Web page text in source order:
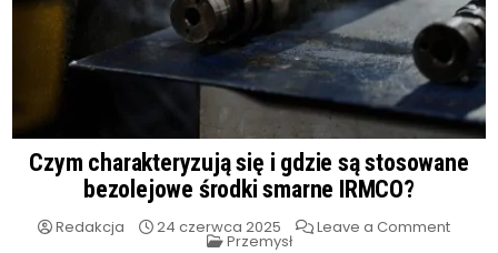
Czym charakteryzują się i gdzie są stosowane
bezolejowe środki smarne IRMCO?
Redakcja 24 czerwca 2025 Leave a Commenton
Posted
Przemysł